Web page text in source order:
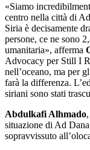
«Siamo
centro nella città di
Siria è decisamente
persone, ce ne sono
umanitaria», afferma
Advocacy per Still I
nell’oceano, ma per
farà la differenza.
siriani sono stati
Abdulkafi Alhmado
situazione di Ad
sopravvissuto